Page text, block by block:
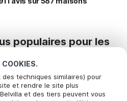
COOKIES.
techniques similaires) pour
et rendre le site plus
et des tiers peuvent vous
populaires pour les
les vacances en Pologne
la mer
des équipements de premier